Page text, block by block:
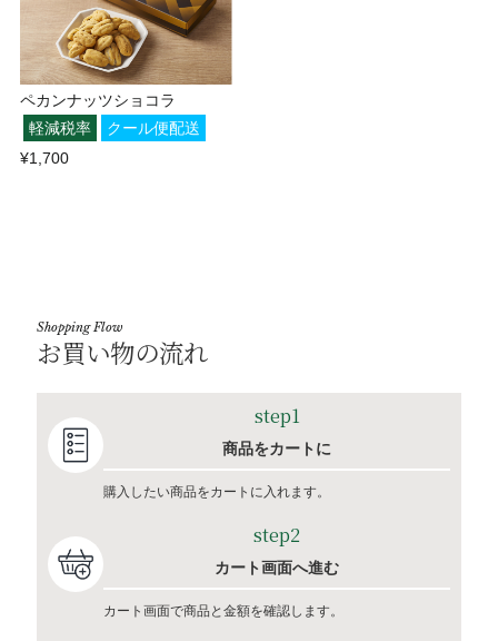
ペカンナッツショコラ
軽減税率
クール便配送
¥1,700
Shopping Flow
お買い物の流れ
step1
商品をカートに
購入したい商品をカートに入れます。
step2
カート画面へ進む
カート画面で商品と金額を確認します。